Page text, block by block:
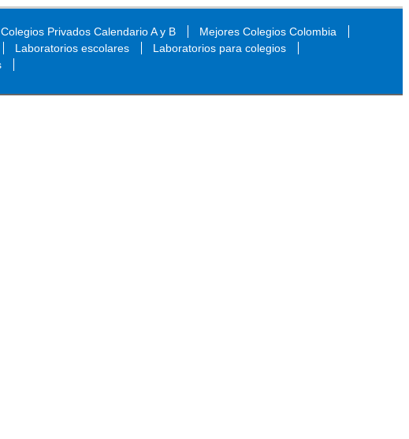
Privados Calendario A y B
Mejores Colegios Colombia
Laboratorios escolares
Laboratorios para colegios